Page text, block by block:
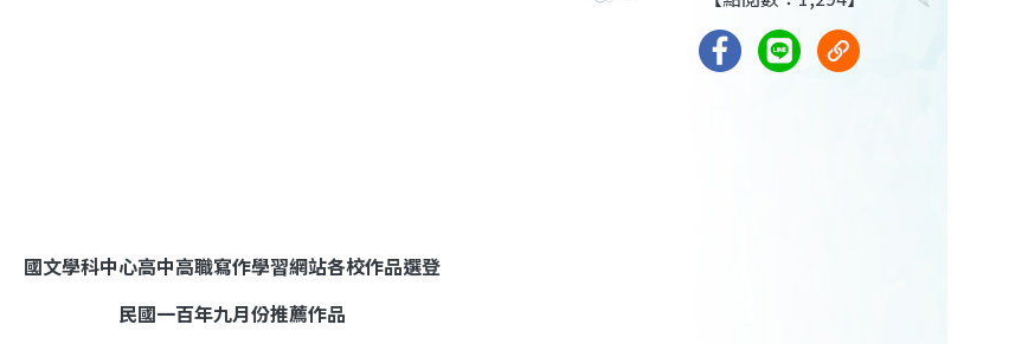
國文學科中心高中高職寫作學習網站各校作品選登
民國一百年九月份推薦作品